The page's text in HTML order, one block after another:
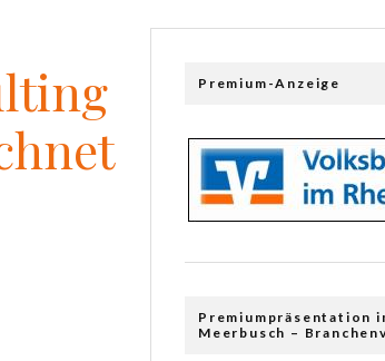
Premium-Anzeige
Premiumpräsentation
Meerbusch –